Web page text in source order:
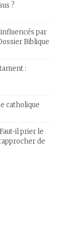
?
par
Biblique
:
catholique
il prier le
de